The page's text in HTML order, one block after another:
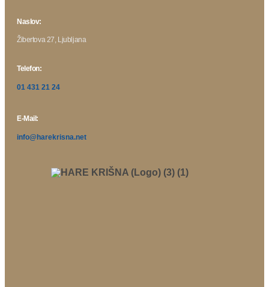
Naslov:
Žibertova 27, Ljubljana
Telefon:
01 431 21 24
E-Mail:
info@harekrisna.net